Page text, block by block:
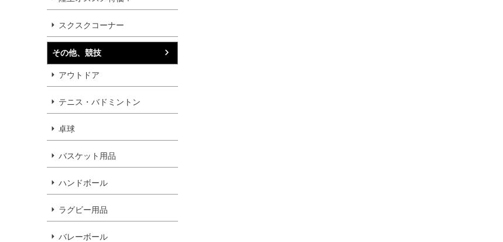
スクスクコーナー
その他、競技
アウトドア
テニス・バドミントン
卓球
バスケット用品
ハンドボール
ラグビー用品
バレーボール